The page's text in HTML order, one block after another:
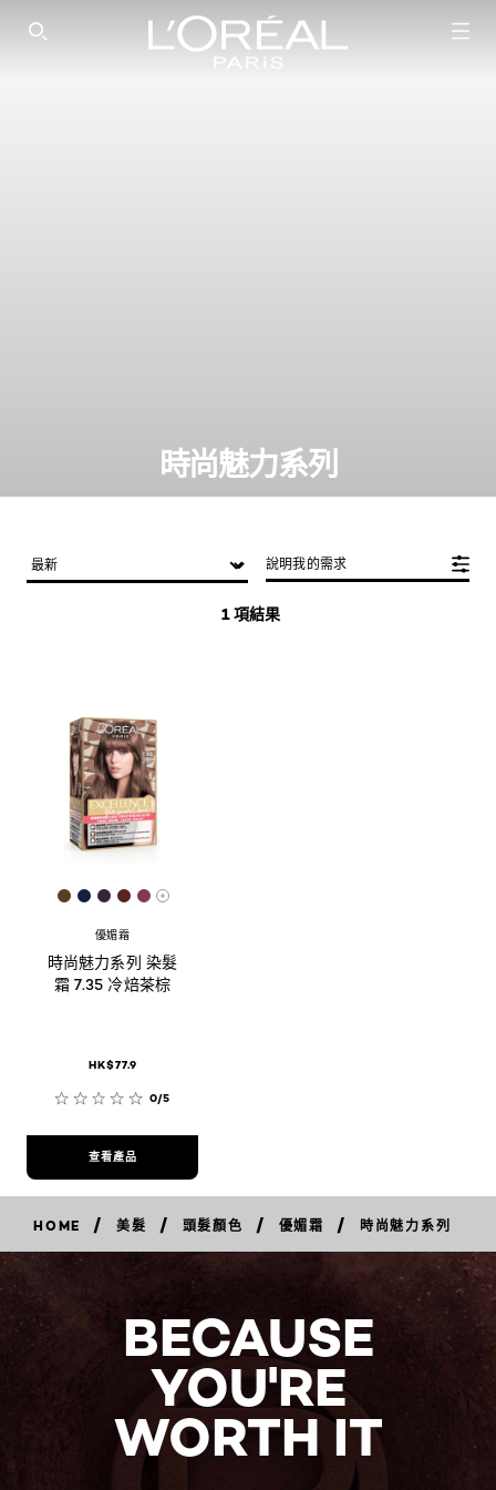
SEARCH THIS SITE
時尚魅力系列
1 項結果
說明我的需求
[Color]: #5B3D20
[Color]: #15203A
[Color]: #34253D
[Color]: #562422
[Color]: #823B4D
More shades are available
優媚霜
時尚魅力系列 染髮
霜 7.35 冷焙茶棕
HK$77.9
0/5
查看產品
HOME / 美髮 / 頭髮顏色 / 優媚霜 / 時尚魅力系列
BECAUSE
YOU'RE
WORTH IT